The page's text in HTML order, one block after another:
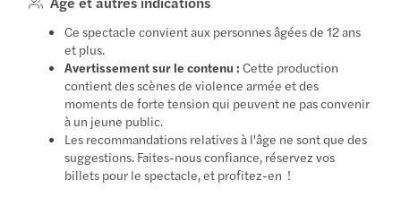
Ce spectacle convient aux personnes âgées de 12 ans
et plus.
Avertissement sur le contenu : Cette production
contient des scènes de violence armée et des
moments de forte tension qui peuvent ne pas convenir
à un jeune public.
Les recommandations relatives à l'âge ne sont que des
suggestions. Faites-nous confiance, réservez vos
billets pour le spectacle, et profitez-en !